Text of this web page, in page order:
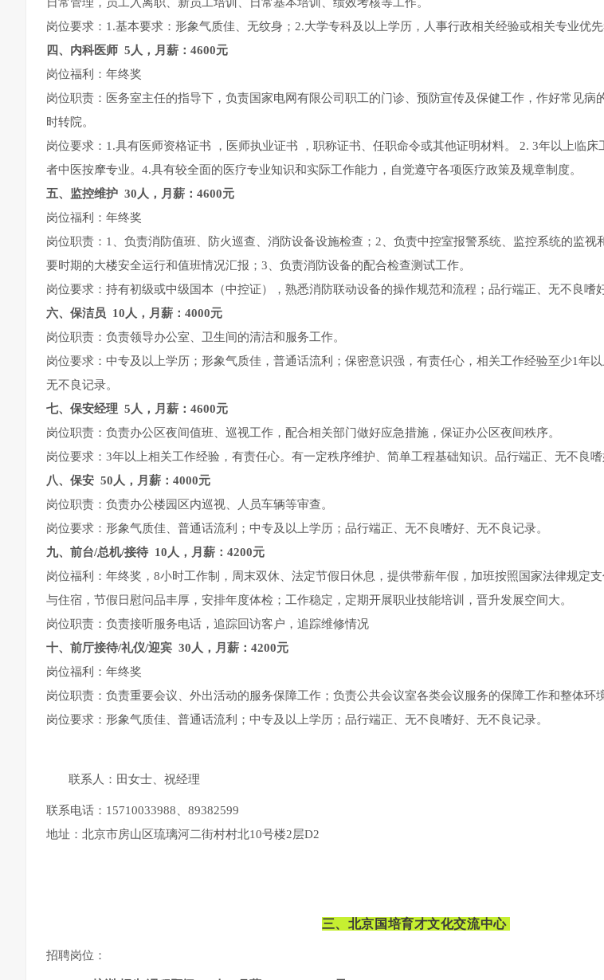
岗位要求：1.基本要求：形象气质佳、无纹身；2.大学专科及以上学历，人事行政相关经验或相关专业优
四、 内科医师 5人，月薪：4600元
岗位福利：年终奖
岗位职责：医务室主任的指导下，负责国家电网有限公司职工的门诊、预防宣传及保健工作，作好常见病
时转院。
岗位要求：1.具有医师资格证书 ，医师执业证书 ，职称证书、任职命令或其他证明材料。 2. 3年以上临
者中医按摩专业。4.具有较全面的医疗专业知识和实际工作能力，自觉遵守各项医疗政策及规章制度。
五、 监控维护 30人，月薪：4600元
岗位福利：年终奖
岗位职责：1、负责消防值班、防火巡查、消防设备设施检查；2、负责中控室报警系统、监控系统的监视
要时期的大楼安全运行和值班情况汇报；3、负责消防设备的配合检查测试工作。
岗位要求：持有初级或中级国本（中控证），熟悉消防联动设备的操作规范和流程；品行端正、无不良嗜
六、 保洁员 10人，月薪：4000元
岗位职责：负责领导办公室、卫生间的清洁和服务工作。
岗位要求：中专及以上学历；形象气质佳，普通话流利；保密意识强，有责任心，相关工作经验至少1年以
无不良记录。
七、 保安经理 5人，月薪：4600元
岗位职责：负责办公区夜间值班、巡视工作，配合相关部门做好应急措施，保证办公区夜间秩序。
岗位要求：3年以上相关工作经验，有责任心。有一定秩序维护、简单工程基础知识。品行端正、无不良嗜
八、 保安 50人，月薪：4000元
岗位职责：负责办公楼园区内巡视、人员车辆等审查。
岗位要求：形象气质佳、普通话流利；中专及以上学历；品行端正、无不良嗜好、无不良记录。
九、 前台/总机/接待 10人，月薪：4200元
岗位福利：年终奖，8小时工作制，周末双休、法定节假日休息，提供带薪年假，加班按照国家法律规定
与住宿，节假日慰问品丰厚，安排年度体检；工作稳定，定期开展职业技能培训，晋升发展空间大。
岗位职责：负责接听服务电话，追踪回访客户，追踪维修情况
十、 前厅接待/礼仪/迎宾 30人，月薪：4200元
岗位福利：年终奖
岗位职责：负责重要会议、外出活动的服务保障工作；负责公共会议室各类会议服务的保障工作和整体环
岗位要求：形象气质佳、普通话流利；中专及以上学历；品行端正、无不良嗜好、无不良记录。
联系人：田女士、祝经理
联系电话：15710033988、89382599
地址：北京市房山区琉璃河二街村村北10号楼2层D2
三、北京国培育才文化交流中心
招聘岗位：